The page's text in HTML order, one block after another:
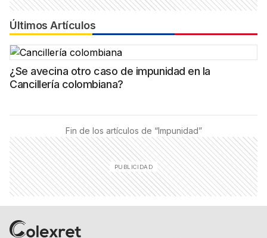
Últimos Artículos
¿Se avecina otro caso de impunidad en la
Cancillería colombiana?
Fin de los artículos de “Impunidad”